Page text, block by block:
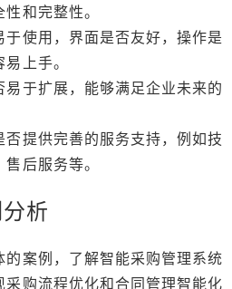
和完整性。
于使用，界面是否友好，操作是
上手。
易于扩展，能够满足企业未来的
否提供完善的服务支持，例如技
后服务等。
析
案例，了解智能采购管理系统
采购流程优化和合同管理智能化